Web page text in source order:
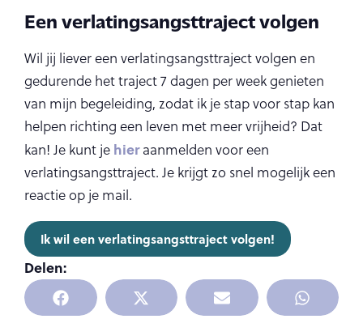
Delen:
Een verlatingsangsttraject volgen
Wil jij liever een verlatingsangsttraject volgen en
gedurende het traject 7 dagen per week genieten
van mijn begeleiding, zodat ik je stap voor stap kan
helpen richting een leven met meer vrijheid? Dat
kan! Je kunt je hieraanmelden voor een
verlatingsangsttraject. Je krijgt zo snel mogelijk een
reactie op je mail.
Ik wil een verlatingsangsttraject volgen!